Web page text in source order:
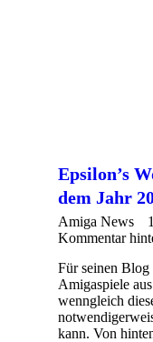
Epsilon’s
dem Jahr
Amiga News
Kommentar
Für seinen Blog
Amigaspiele
wenngleich
kann. Von